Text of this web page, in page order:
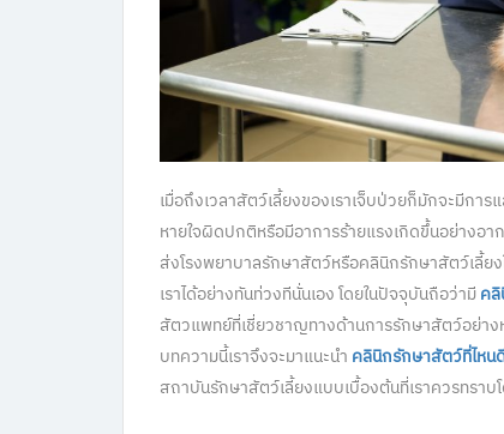
เมื่อถึงเวลาสัตว์เลี้ยงของเราเจ็บป่วยก็มักจะมีกา
หายใจผิดปกติหรือมีอาการร้ายแรงเกิดขึ้นอย่างอ
ส่งโรงพยาบาลรักษาสัตว์หรือคลินิกรักษาสัตว์เลี้ย
เราได้อย่างทันท่วงทีนั่นเอง โดยในปัจจุบันถือว่ามีค
สัตวแพทย์ที่เชี่ยวชาญทางด้านการรักษาสัตว์อย่าง
บทความนี้เราจึงจะมาแนะนำ คลินิกรักษาสัตว์ที่ไหน
สถาบันรักษาสัตว์เลี้ยงแบบเบื้องต้นที่เราควรทราบ